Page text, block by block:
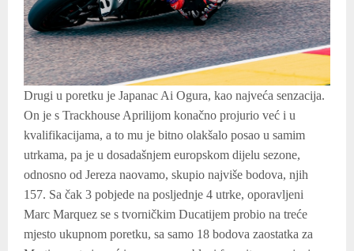
Drugi u poretku je Japanac Ai Ogura, kao najveća senzacija.
On je s Trackhouse Aprilijom konačno projurio već i u
kvalifikacijama, a to mu je bitno olakšalo posao u samim
utrkama, pa je u dosadašnjem europskom dijelu sezone,
odnosno od Jereza naovamo, skupio najviše bodova, njih
157. Sa čak 3 pobjede na posljednje 4 utrke, oporavljeni
Marc Marquez se s tvorničkim Ducatijem probio na treće
mjesto ukupnom poretku, sa samo 18 bodova zaostatka za